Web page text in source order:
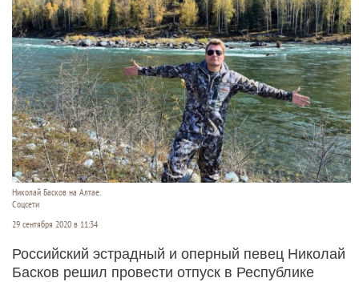
Николай Басков на Алтае.
Соцсети
29 сентября 2020 в 11:34
Российский эстрадный и оперный певец Николай
Басков решил провести отпуск в Республике